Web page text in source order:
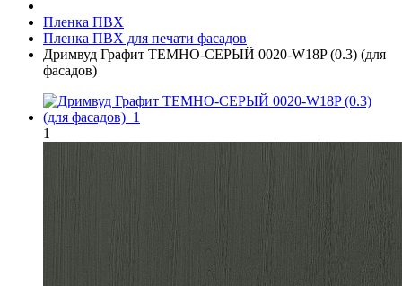
Пленка ПВХ
Пленка ПВХ для печати фасадов
Дримвуд Графит ТЕМНО-СЕРЫЙ 0020-W18P (0.3) (для
фасадов)
1